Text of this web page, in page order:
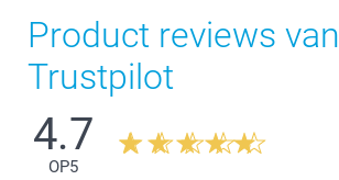
Product reviews van
Trustpilot
4.7
OP5